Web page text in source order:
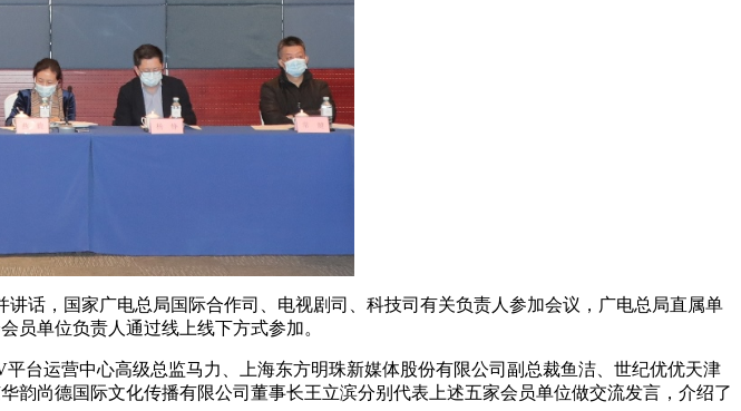
话，国家广电总局国际合作司、电视剧司、科技司有关负责人参加会议，广电总局直属单
员单位负责人通过线上线下方式参加。
台运营中心高级总监马力、上海东方明珠新媒体股份有限公司副总裁鱼洁、世纪优优天津
尚德国际文化传播有限公司董事长王立滨分别代表上述五家会员单位做交流发言，介绍了